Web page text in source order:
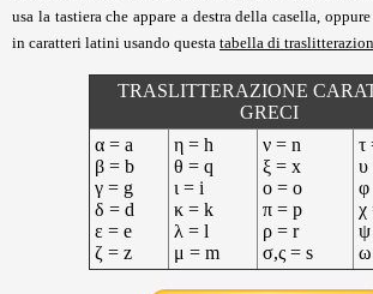
usa la tastiera che appare a destra della casella,
in caratteri latini usando questa tabella di
TRASLITTERAZIONE
GRECI
α = a
β = b
γ = g
δ = d
ε = e
ζ = z
η = h
θ = q
ι = i
κ = k
λ = l
μ = m
ν = n
ξ = x
ο = o
π = p
ρ = r
σ,ς = s
τ
υ
φ
χ
ψ
ω